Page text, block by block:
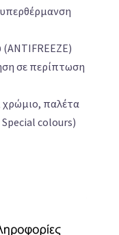
σε περίπτωση
χρώμιο, παλέτα
colours)